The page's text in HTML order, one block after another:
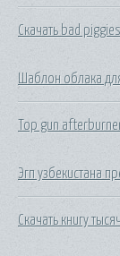
Скачать bad
Шаблон облака
Top gun
Эгп узбекистана
Скачать книгу